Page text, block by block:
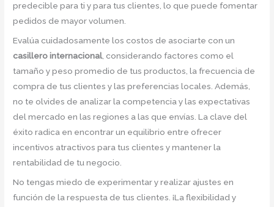
predecible para ti y para tus clientes, lo que puede fomentar
pedidos de mayor volumen.
Evalúa cuidadosamente los costos de asociarte con un
casillero internacional, considerando factores como el
tamaño y peso promedio de tus productos, la frecuencia de
compra de tus clientes y las preferencias locales. Además,
no te olvides de analizar la competencia y las expectativas
del mercado en las regiones a las que envías. La clave del
éxito radica en encontrar un equilibrio entre ofrecer
incentivos atractivos para tus clientes y mantener la
rentabilidad de tu negocio.
No tengas miedo de experimentar y realizar ajustes en
función de la respuesta de tus clientes. ¡La flexibilidad y